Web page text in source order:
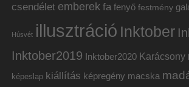
csendélet emberek fa fenyő festmény
Húsvét illusztráció Inktober
Inktober2019 Inktober2020 Karácsony
képeslap kiállítás képregény macska